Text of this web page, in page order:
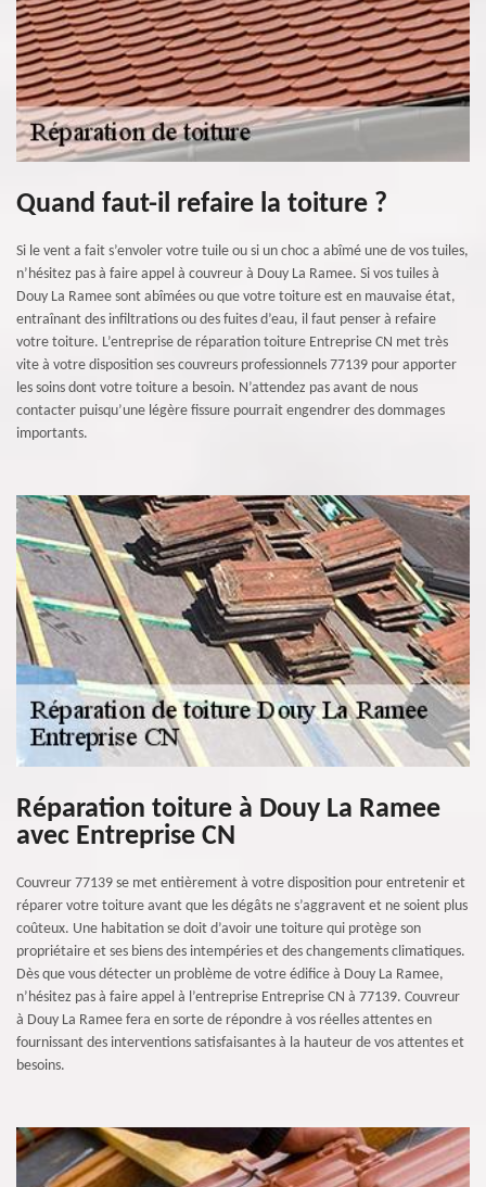
Quand faut-il refaire la toiture ?
Si le vent a fait s’envoler votre tuile ou si un choc a abîmé une de vos tuiles,
n’hésitez pas à faire appel à couvreur à Douy La Ramee. Si vos tuiles à
Douy La Ramee sont abîmées ou que votre toiture est en mauvaise état,
entraînant des infiltrations ou des fuites d’eau, il faut penser à refaire
votre toiture. L’entreprise de réparation toiture Entreprise CN met très
vite à votre disposition ses couvreurs professionnels 77139 pour apporter
les soins dont votre toiture a besoin. N’attendez pas avant de nous
contacter puisqu’une légère fissure pourrait engendrer des dommages
importants.
Réparation toiture à Douy La Ramee
avec Entreprise CN
Couvreur 77139 se met entièrement à votre disposition pour entretenir et
réparer votre toiture avant que les dégâts ne s’aggravent et ne soient plus
coûteux. Une habitation se doit d’avoir une toiture qui protège son
propriétaire et ses biens des intempéries et des changements climatiques.
Dès que vous détecter un problème de votre édifice à Douy La Ramee,
n’hésitez pas à faire appel à l’entreprise Entreprise CN à 77139. Couvreur
à Douy La Ramee fera en sorte de répondre à vos réelles attentes en
fournissant des interventions satisfaisantes à la hauteur de vos attentes et
besoins.